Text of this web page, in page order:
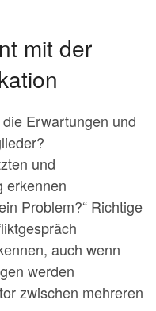
mit der
die Erwartungen und
und
erkennen
Problem?“ Richtige
auch wenn
werden
zwischen mehreren